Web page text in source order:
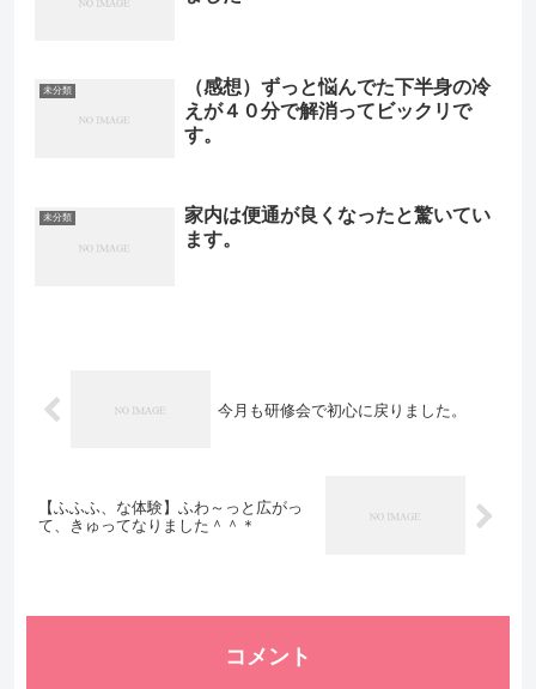
未分類
（感想）ずっと悩んでた下半身の冷
えが４０分で解消ってビックリで
す。
未分類
家内は便通が良くなったと驚いてい
ます。
今月も研修会で初心に戻りました。
【ふふふ、な体験】ふわ～っと広がっ
て、きゅってなりました＾＾＊
コメント